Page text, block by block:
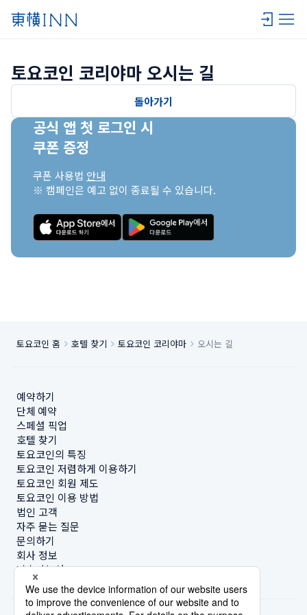
토요코인 코리야마 오시는 길
돌아가기
공식 앱 첫 로그인 시
쿠폰 증정
쿠폰 사용법 안내
※ 캠페인은 예고 없이 종료될 수 있습니다.
토요코인 홈 호텔 찾기 토요코인 코리야마 오시는 길
예약하기
단체 예약
스페셜 픽업
호텔 찾기
토요코인의 특징
토요코인 저렴하게 이용하기
토요코인 회원 제도
토요코인 이용 방법
법인 고객
자주 묻는 질문
문의하기
회사 정보
지속가능성